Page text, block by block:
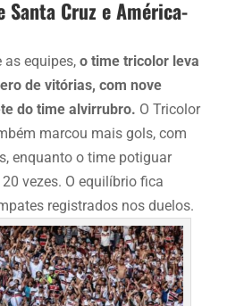
Santa Cruz e América-
as equipes, o time tricolor leva
de vitórias, com nove
do time alvirrubro. O Tricolor
marcou mais gols, com
enquanto o time potiguar
vezes. O equilíbrio fica
registrados nos duelos.